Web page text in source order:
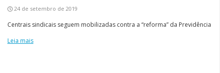
24 de setembro de 2019
Centrais sindicais seguem mobilizadas contra a “reforma” da Previdência
Leia mais